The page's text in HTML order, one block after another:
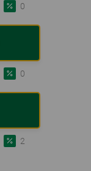
0
0
2